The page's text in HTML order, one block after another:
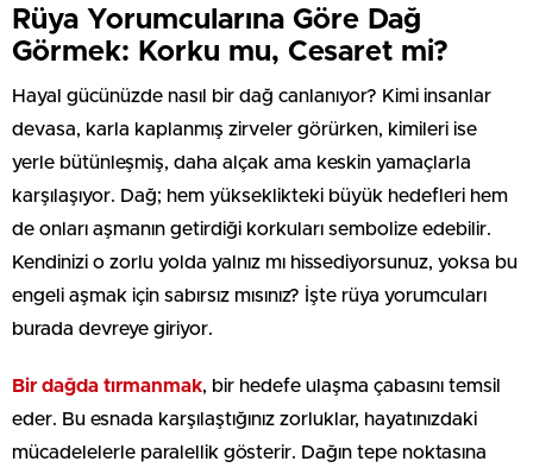
Rüya Yorumcularına Göre Dağ
Görmek: Korku mu, Cesaret mi?
Hayal gücünüzde nasıl bir dağ canlanıyor? Kimi insanlar
devasa, karla kaplanmış zirveler görürken, kimileri ise
yerle bütünleşmiş, daha alçak ama keskin yamaçlarla
karşılaşıyor. Dağ; hem yükseklikteki büyük hedefleri hem
de onları aşmanın getirdiği korkuları sembolize edebilir.
Kendinizi o zorlu yolda yalnız mı hissediyorsunuz, yoksa bu
engeli aşmak için sabırsız mısınız? İşte rüya yorumcuları
burada devreye giriyor.
Bir dağda tırmanmak, bir hedefe ulaşma çabasını temsil
eder. Bu esnada karşılaştığınız zorluklar, hayatınızdaki
mücadelelerle paralellik gösterir. Dağın tepe noktasına